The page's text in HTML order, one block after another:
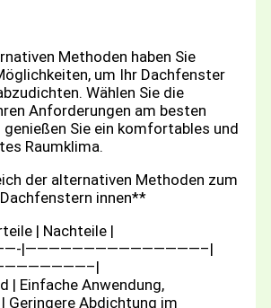
Methoden haben Sie
um Ihr Dachfenster
Wählen Sie die
Anforderungen am besten
Sie ein komfortables und
Raumklima.
der alternativen Methoden zum
innen**
| Nachteile |
|———————————————–|
| Einfache Anwendung,
Geringere Abdichtung im